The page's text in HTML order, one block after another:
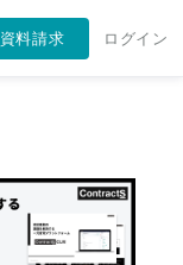
資料請求 ログイン